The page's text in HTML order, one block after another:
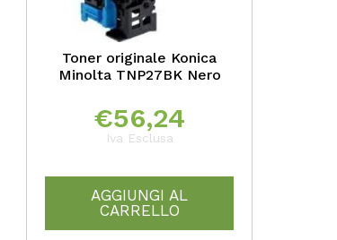
Toner originale Konica
Minolta TNP27BK Nero
€56,24
Iva Esclusa
AGGIUNGI AL
CARRELLO